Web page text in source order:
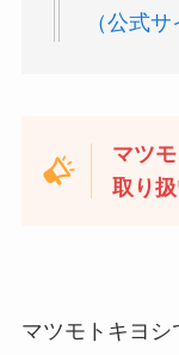
（公式
マツ
取り扱
マツモトキヨ